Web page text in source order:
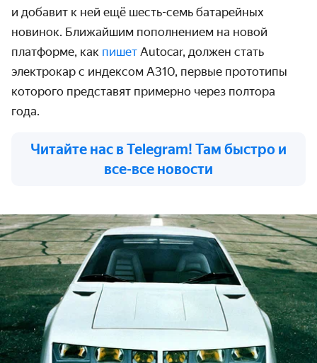
и добавит к ней ещё шесть-семь батарейных
новинок. Ближайшим пополнением на новой
платформе, как пишет Autocar, должен стать
электрокар с индексом A310, первые прототипы
которого представят примерно через полтора
года.
Читайте нас в Telegram! Там быстро и
все-все новости